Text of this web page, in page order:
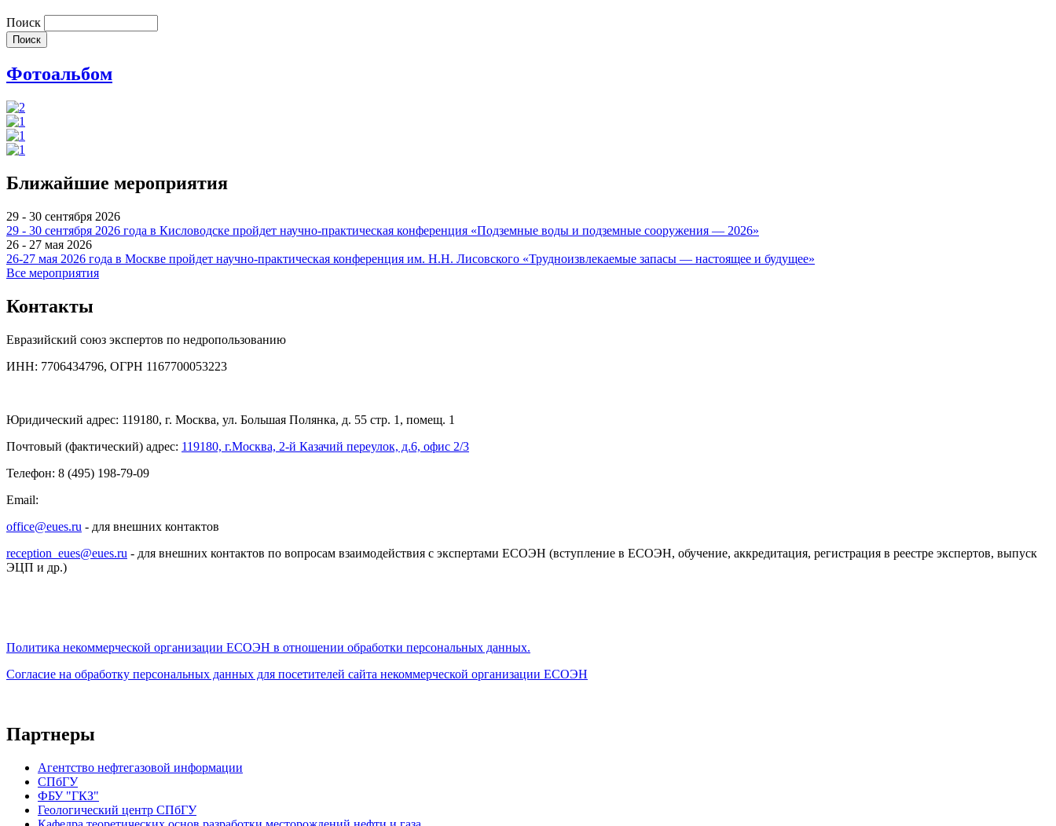
Поиск
Фотоальбом
Ближайшие мероприятия
29 - 30 сентября 2026
29 - 30 сентября 2026 года в Кисловодске пройдет научно-практическая конференция «Подземные воды и подземные сооружения — 2026»
26 - 27 мая 2026
26-27 мая 2026 года в Москве пройдет научно-практическая конференция им. Н.Н. Лисовского «Трудноизвлекаемые запасы — настоящее и будущее»
Все мероприятия
Контакты
Евразийский союз экспертов по недропользованию
ИНН: 7706434796, ОГРН 1167700053223
Юридический адрес: 119180, г. Москва, ул. Большая Полянка, д. 55 стр. 1, помещ. 1
Почтовый (фактический) адрес: 119180, г.Москва, 2-й Казачий переулок, д.6, офис 2/3
Телефон: 8 (495) 198-79-09
Email:
office@eues.ru - для внешних контактов
reception_eues@eues.ru - для внешних контактов по вопросам взаимодействия с экспертами ЕСОЭН (вступление в ЕСОЭН, обучение, аккредитация, регистрация в реестре экспертов, выпуск
ЭЦП и др.)
Политика некоммерческой организации ЕСОЭН в отношении обработки персональных данных.
Согласие на обработку персональных данных для посетителей сайта некоммерческой организации ЕСОЭН
Партнеры
Агентство нефтегазовой информации
СПбГУ
ФБУ "ГКЗ"
Геологический центр СПбГУ